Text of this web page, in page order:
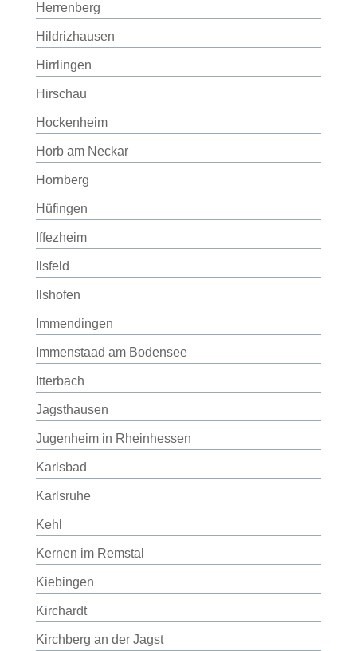
Herrenberg
Hildrizhausen
Hirrlingen
Hirschau
Hockenheim
Horb am Neckar
Hornberg
Hüfingen
Iffezheim
Ilsfeld
Ilshofen
Immendingen
Immenstaad am Bodensee
Itterbach
Jagsthausen
Jugenheim in Rheinhessen
Karlsbad
Karlsruhe
Kehl
Kernen im Remstal
Kiebingen
Kirchardt
Kirchberg an der Jagst